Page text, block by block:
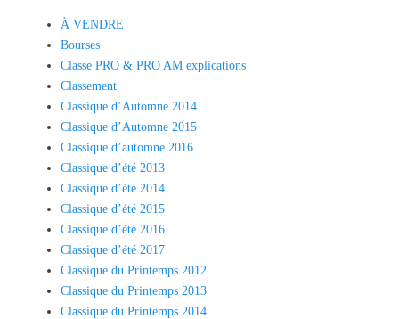
À VENDRE
Bourses
Classe PRO & PRO AM explications
Classement
Classique d’Automne 2014
Classique d’Automne 2015
Classique d’automne 2016
Classique d’été 2013
Classique d’été 2014
Classique d’été 2015
Classique d’été 2016
Classique d’été 2017
Classique du Printemps 2012
Classique du Printemps 2013
Classique du Printemps 2014